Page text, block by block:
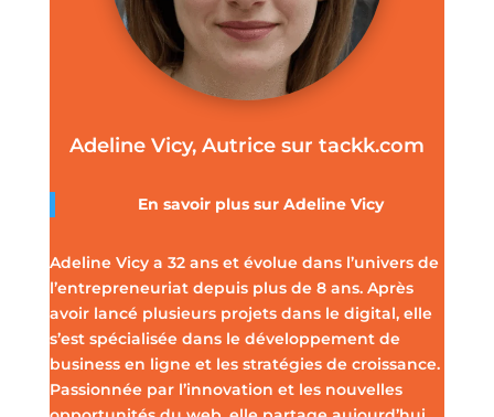
Adeline Vicy, Autrice sur tackk.com
En savoir plus sur Adeline Vicy
Adeline Vicy a 32 ans et évolue dans l’univers de
l’entrepreneuriat depuis plus de 8 ans. Après
avoir lancé plusieurs projets dans le digital, elle
s’est spécialisée dans le développement de
business en ligne et les stratégies de croissance.
Passionnée par l’innovation et les nouvelles